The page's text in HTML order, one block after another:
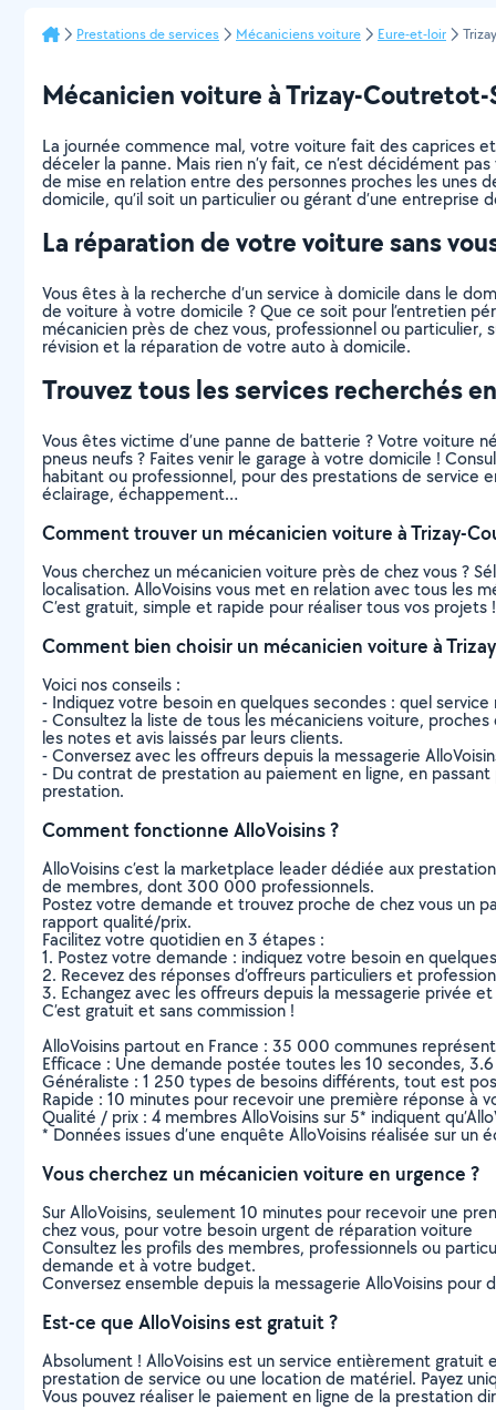
Prestations de services Mécaniciens voiture Eure-et-loir
Mécanicien voiture à Trizay-
La journée commence mal, votre voiture fait des caprices
déceler la panne. Mais rien n’y fait, ce n’est décidément
de mise en relation entre des personnes proches les unes
domicile, qu’il soit un particulier ou gérant d’une entreprise
La réparation de votre voiture sans
Vous êtes à la recherche d’un service à domicile dans le
de voiture à votre domicile ? Que ce soit pour l’entretien
mécanicien près de chez vous, professionnel ou
révision et la réparation de votre auto à domicile.
Trouvez tous les services recherchés
Vous êtes victime d’une panne de batterie ? Votre voiture
pneus neufs ? Faites venir le garage à votre domicile !
habitant ou professionnel, pour des prestations de service
éclairage, échappement…
Comment trouver un mécanicien voiture à Trizay-
Vous cherchez un mécanicien voiture près de chez vous ?
localisation. AlloVoisins vous met en relation avec tous les
C’est gratuit, simple et rapide pour réaliser tous vos projets !
Comment bien choisir un mécanicien voiture à
Voici nos conseils :
- Indiquez votre besoin en quelques secondes : quel
- Consultez la liste de tous les mécaniciens voiture,
les notes et avis laissés par leurs clients.
- Conversez avec les offreurs depuis la messagerie
- Du contrat de prestation au paiement en ligne, en
prestation.
Comment fonctionne AlloVoisins ?
AlloVoisins c’est la marketplace leader dédiée aux
de membres, dont 300 000 professionnels.
Postez votre demande et trouvez proche de chez vous un
rapport qualité/prix.
Facilitez votre quotidien en 3 étapes :
1. Postez votre demande : indiquez votre besoin en
2. Recevez des réponses d’offreurs particuliers et
3. Echangez avec les offreurs depuis la messagerie privée
C’est gratuit et sans commission !
AlloVoisins partout en France : 35 000 communes
Efficace : Une demande postée toutes les 10 secondes,
Généraliste : 1 250 types de besoins différents, tout est
Rapide : 10 minutes pour recevoir une première réponse à
Qualité / prix : 4 membres AlloVoisins sur 5* indiquent
* Données issues d’une enquête AlloVoisins réalisée sur
Vous cherchez un mécanicien voiture en urgence ?
Sur AlloVoisins, seulement 10 minutes pour recevoir une
chez vous, pour votre besoin urgent de réparation voiture
Consultez les profils des membres, professionnels ou
demande et à votre budget.
Conversez ensemble depuis la messagerie AlloVoisins
Est-ce que AlloVoisins est gratuit ?
Absolument ! AlloVoisins est un service entièrement gratuit
prestation de service ou une location de matériel. Payez
Vous pouvez réaliser le paiement en ligne de la prestation